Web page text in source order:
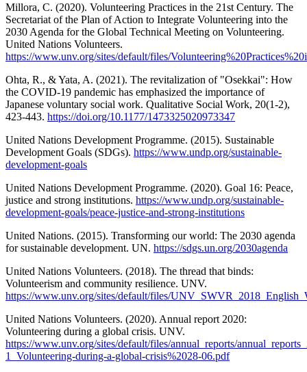
Millora, C. (2020). Volunteering Practices in the 21st Century. The
Secretariat of the Plan of Action to Integrate Volunteering into the
2030 Agenda for the Global Technical Meeting on Volunteering.
United Nations Volunteers.
https://www.unv.org/sites/default/files/
Ohta, R., & Yata, A. (2021). The revitalization of "Osekkai": How
the COVID-19 pandemic has emphasized the importance of
Japanese voluntary social work. Qualitative Social Work, 20(1-2),
423-443. https://doi.org/10.1177/1473325020973347
United Nations Development Programme. (2015). Sustainable
Development Goals (SDGs). https://www.undp.org/sustainable-
development-goals
United Nations Development Programme. (2020). Goal 16: Peace,
justice and strong institutions. https://www.undp.org/sustainable-
development-goals/peace-justice-and-strong-institutions
United Nations. (2015). Transforming our world: The 2030 agenda
for sustainable development. UN. https://sdgs.un.org/2030agenda
United Nations Volunteers. (2018). The thread that binds:
Volunteerism and community resilience. UNV.
https://www.unv.org/sites/default/files/
United Nations Volunteers. (2020). Annual report 2020:
Volunteering during a global crisis. UNV.
https://www.unv.org/sites/default/files/annual_reports/
1_Volunteering-during-a-global-crisis%2028-06.pdf